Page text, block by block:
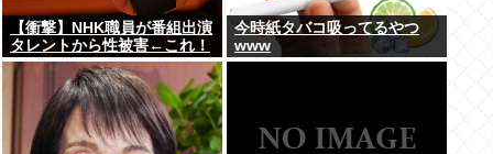
【衝撃】NHK職員が番組出演
タレントから性被害←これ！
今時紙タバコ吸ってるやつ
www